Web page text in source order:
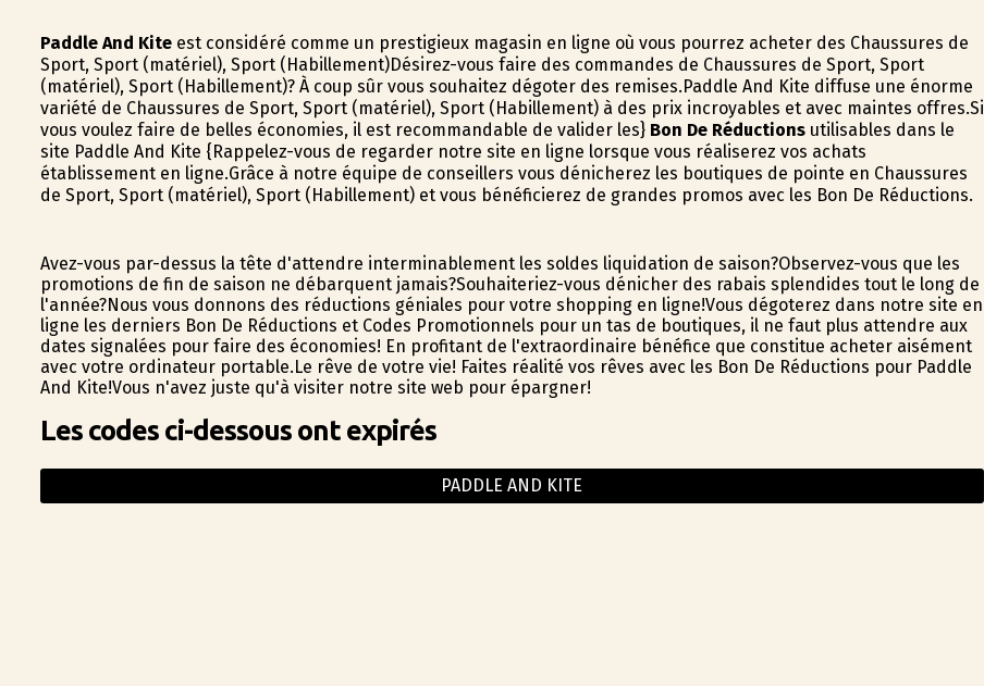
Paddle And Kiteest considéré comme un prestigieux magasin en ligne où vous pourrez acheter des Chaussures de
Sport, Sport (matériel), Sport (Habillement)Désirez-vous faire des commandes de Chaussures de Sport, Sport
(matériel), Sport (Habillement)? À coup sûr vous souhaitez dégoter des remises.Paddle And Kite diffuse une énorme
variété de Chaussures de Sport, Sport (matériel), Sport (Habillement) à des prix incroyables et avec maintes offres.Si
vous voulez faire de belles économies, il est recommandable de valider les} Bon De Réductionsutilisables dans le
site Paddle And Kite {Rappelez-vous de regarder notre site en ligne lorsque vous réaliserez vos achats
établissement en ligne.Grâce à notre équipe de conseillers vous dénicherez les boutiques de pointe en Chaussures
de Sport, Sport (matériel), Sport (Habillement) et vous bénéficierez de grandes promos avec les Bon De Réductions.
Avez-vous par-dessus la tête d'attendre interminablement les soldes liquidation de saison?Observez-vous que les
promotions de fin de saison ne débarquent jamais?Souhaiteriez-vous dénicher des rabais splendides tout le long de
l'année?Nous vous donnons des réductions géniales pour votre shopping en ligne!Vous dégoterez dans notre site en
ligne les derniers Bon De Réductions et Codes Promotionnels pour un tas de boutiques, il ne faut plus attendre aux
dates signalées pour faire des économies! En profitant de l'extraordinaire bénéfice que constitue acheter aisément
avec votre ordinateur portable.Le rêve de votre vie! Faites réalité vos rêves avec les Bon De Réductions pour Paddle
And Kite!Vous n'avez juste qu'à visiter notre site web pour épargner!
Les codes ci-dessous ont expirés
PADDLE AND KITE